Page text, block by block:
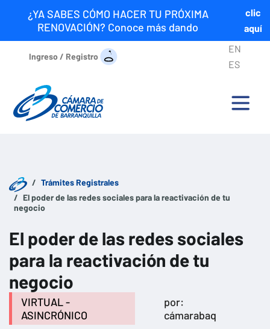
¿YA SABES CÓMO HACER TU PRÓXIMA
RENOVACIÓN? Conoce más dando
clic
aquí
Ingreso / Registro
EN
ES
Trámites Registrales
El poder de las redes sociales para la reactivación de tu
negocio
El poder de las redes sociales
para la reactivación de tu
negocio
VIRTUAL -
ASINCRÓNICO
por:
cámarabaq